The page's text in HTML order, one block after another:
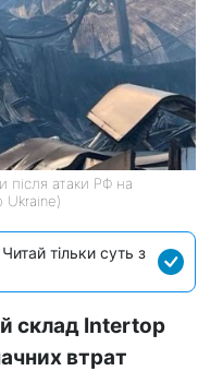
після атаки РФ на
Ukraine)
тільки суть з
склад Intertop
втрат